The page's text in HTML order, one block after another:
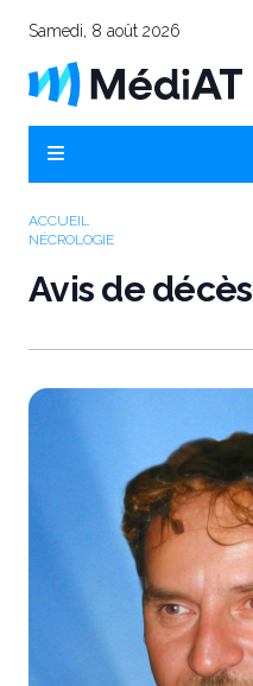
Samedi, 8 août 2026
ACCUEIL
NÉCROLOGIE
Avis de décès